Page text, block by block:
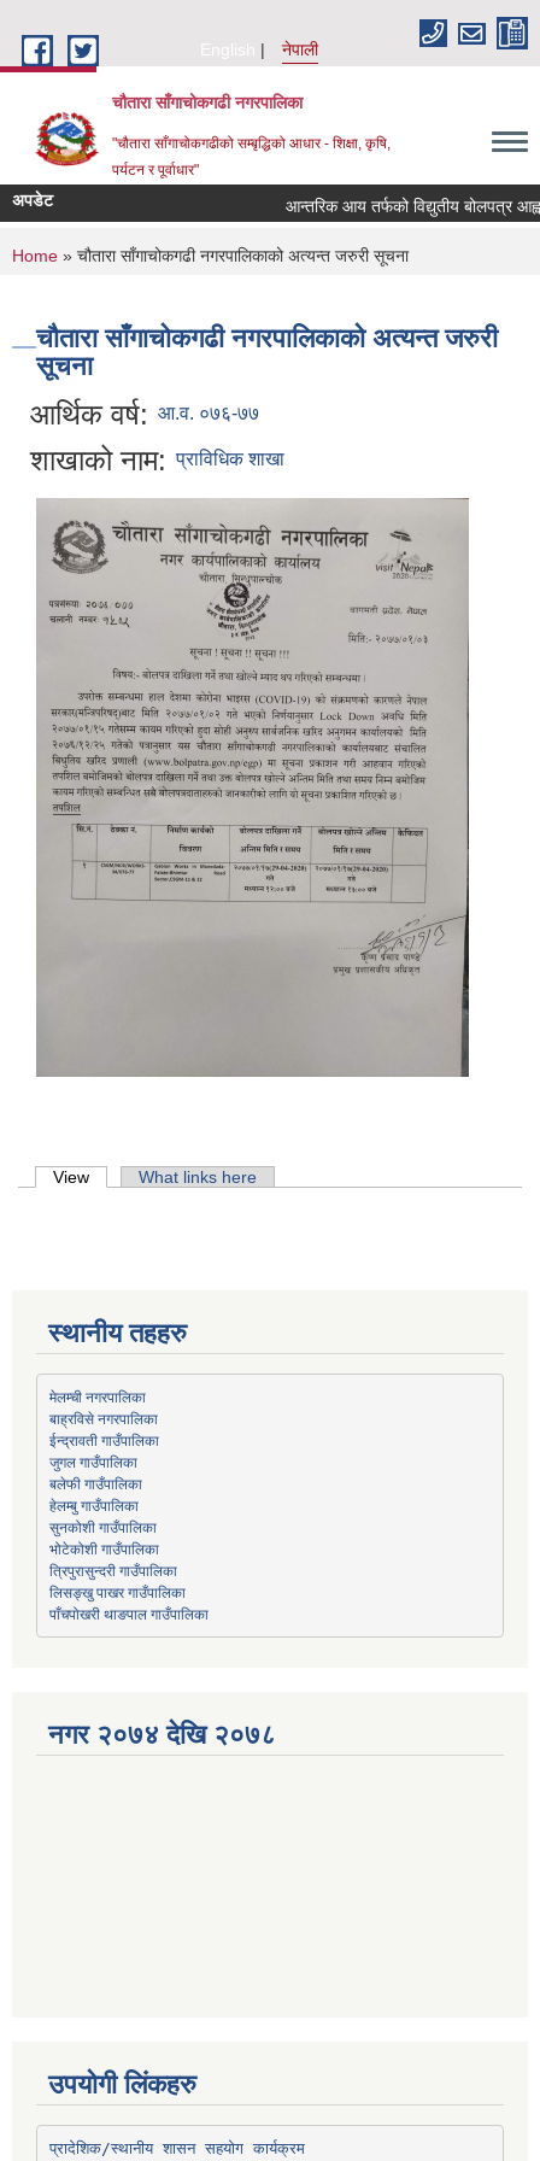
English
नेपाली
चौतारा साँगाचोकगढी नगरपालिका
"चौतारा साँगाचोकगढीको सम्बृद्धिको आधार - शिक्षा, कृषि,
पर्यटन र पूर्वाधार"
अपडेट आन्तरिक आय तर्फको विद्युतीय बोलपत्र आह्वान
You are here
Home » चौतारा साँगाचोकगढी नगरपालिकाको अत्यन्त जरुरी सूचना
चौतारा साँगाचोकगढी नगरपालिकाको अत्यन्त जरुरी
सूचना
आर्थिक वर्ष: आ.व. ०७६-७७
शाखाको नाम: प्राविधिक शाखा
Primary tabs
View (active tab)What links here
स्थानीय तहहरु
मेलम्ची नगरपालिका
बाह्रविसे नगरपालिका
ईन्द्रावती गाउँपालिका
जुगल गाउँपालिका
बलेफी गाउँपालिका
हेलम्बु गाउँपालिका
सुनकोशी गाउँपालिका
भोटेकोशी गाउँपालिका
त्रिपुरासुन्दरी गाउँपालिका
लिसङ्खु पाखर गाउँपालिका
पाँचपोखरी थाङपाल गाउँपालिका
नगर २०७४ देखि २०७८
उपयोगी लिंकहरु
प्रादेशिक/स्थानीय शासन सहयोग कार्यक्रम